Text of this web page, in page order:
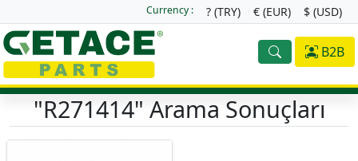
Currency : ? (TRY) € (EUR) $ (USD)
B2B
"R271414" Arama Sonuçları